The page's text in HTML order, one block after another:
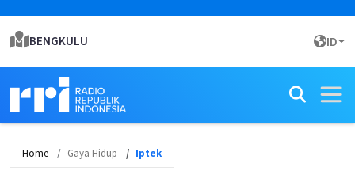
BENGKULU ID
Home Gaya Hidup Iptek